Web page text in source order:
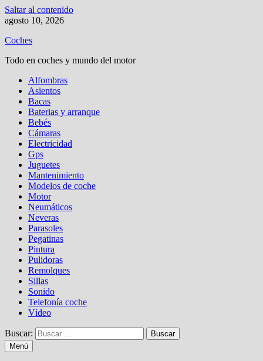
Saltar al contenido
agosto 10, 2026
Coches
Todo en coches y mundo del motor
Alfombras
Asientos
Bacas
Baterias y arranque
Bebés
Cámaras
Electricidad
Gps
Juguetes
Mantenimiento
Modelos de coche
Motor
Neumáticos
Neveras
Parasoles
Pegatinas
Pintura
Pulidoras
Remolques
Sillas
Sonido
Telefonía coche
Vídeo
Buscar:
Menú